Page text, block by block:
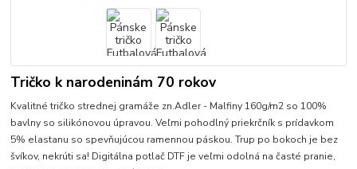
Tričko k narodeninám 70 rokov
Kvalitné tričko strednej gramáže zn.Adler - Malfiny 160g/m2 so 100%
bavlny so silikónovou úpravou. Veľmi pohodlný priekrčník s prídavkom
5% elastanu so spevňujúcou ramennou páskou. Trup po bokoch je bez
švíkov, nekrúti sa! Digitálna potlač DTF je veľmi odolná na časté pranie,